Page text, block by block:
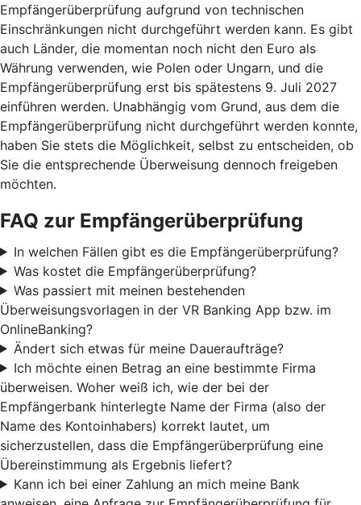
Empfängerüberprüfung aufgrund von technischen
Einschränkungen nicht durchgeführt werden kann. Es gibt
auch Länder, die momentan noch nicht den Euro als
Währung verwenden, wie Polen oder Ungarn, und die
Empfängerüberprüfung erst bis spätestens 9. Juli 2027
einführen werden. Unabhängig vom Grund, aus dem die
Empfängerüberprüfung nicht durchgeführt werden konnte,
haben Sie stets die Möglichkeit, selbst zu entscheiden, ob
Sie die entsprechende Überweisung dennoch freigeben
möchten.
FAQ zur Empfängerüberprüfung
In welchen Fällen gibt es die Empfängerüberprüfung?
Was kostet die Empfängerüberprüfung?
Was passiert mit meinen bestehenden
Überweisungsvorlagen in der VR Banking App bzw. im
OnlineBanking?
Ändert sich etwas für meine Daueraufträge?
Ich möchte einen Betrag an eine bestimmte Firma
überweisen. Woher weiß ich, wie der bei der
Empfängerbank hinterlegte Name der Firma (also der
Name des Kontoinhabers) korrekt lautet, um
sicherzustellen, dass die Empfängerüberprüfung eine
Übereinstimmung als Ergebnis liefert?
Kann ich bei einer Zahlung an mich meine Bank